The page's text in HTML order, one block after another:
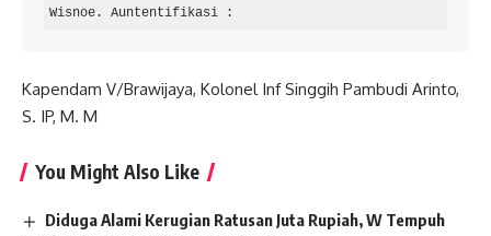
Wisnoe. Auntentifikasi :
Kapendam V/Brawijaya, Kolonel Inf Singgih Pambudi Arinto,
S. IP, M. M
You Might Also Like
Diduga Alami Kerugian Ratusan Juta Rupiah, W Tempuh